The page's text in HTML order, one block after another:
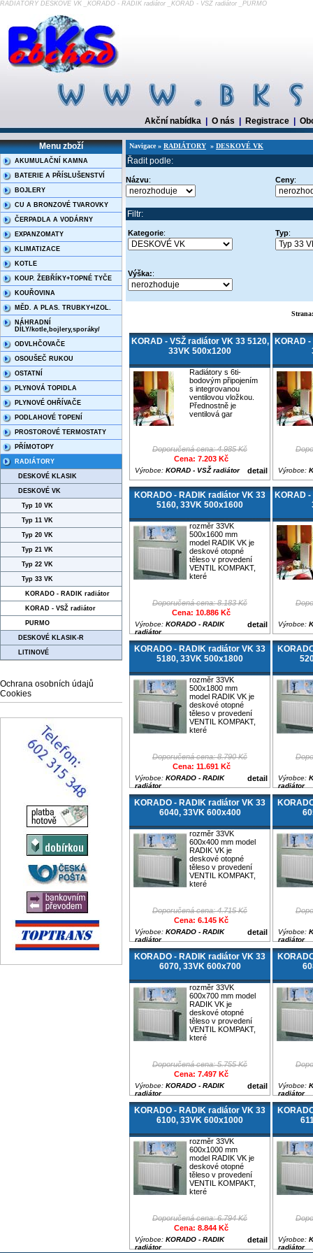
RADIÁTORY DESKOVÉ VK _KORADO - RADIK radiátor _KORAD - VSŽ radiátor _PURMO
Akční nabídka O nás Registrace
Menu zboží
AKUMULAČNÍ KAMNA
BATERIE A PŘÍSLUŠENSTVÍ
BOJLERY
CU A BRONZOVÉ TVAROVKY
ČERPADLA A VODÁRNY
EXPANZOMATY
KLIMATIZACE
KOTLE
KOUP. ŽEBŘÍKY+TOPNÉ TYČE
KOUŘOVINA
MĚD. A PLAS. TRUBKY+IZOL.
NÁHRADNÍ
DÍLY/kotle,bojlery,sporáky/
ODVLHČOVAČE
OSOUŠEČ RUKOU
OSTATNÍ
PLYNOVÁ TOPIDLA
PLYNOVÉ OHŘÍVAČE
PODLAHOVÉ TOPENÍ
PROSTOROVÉ TERMOSTATY
PŘÍMOTOPY
RADIÁTORY
DESKOVÉ KLASIK
DESKOVÉ VK
Typ 10 VK
Typ 11 VK
Typ 20 VK
Typ 21 VK
Typ 22 VK
Typ 33 VK
KORADO - RADIK radiátor
KORAD - VSŽ radiátor
PURMO
DESKOVÉ KLASIK-R
LITINOVÉ
Ochrana osobních údajů
Cookies
Navigace » RADIÁTORY » DESKOVÉ VK
Řadit podle:
Názvu: Ceny:
Filtr:
Kategorie: Typ:
Výška::
KORAD - VSŽ radiátor VK 33 5120,
33VK 500x1200
Radiátory s 6ti-
bodovým připojením
s integrovanou
ventilovou vložkou.
Přednostně je
ventilová gar
Doporučená cena: 4.985 Kč
Cena: 7.203 Kč
detail
Výrobce: KORAD - VSŽ radiátor
KORAD
Výrobce:
KORADO - RADIK radiátor VK 33
5160, 33VK 500x1600
rozměr 33VK
500x1600 mm
model RADIK VK je
deskové otopné
těleso v provedení
VENTIL KOMPAKT,
které
Doporučená cena: 8.183 Kč
Cena: 10.886 Kč
detail
Výrobce: KORADO - RADIK
radiátor
KORAD
Výrobce:
KORADO - RADIK radiátor VK 33
5180, 33VK 500x1800
rozměr 33VK
500x1800 mm
model RADIK VK je
deskové otopné
těleso v provedení
VENTIL KOMPAKT,
které
Doporučená cena: 8.790 Kč
Cena: 11.691 Kč
detail
Výrobce: KORADO - RADIK
radiátor
Výrobce:
radiátor
KORADO - RADIK radiátor VK 33
6040, 33VK 600x400
rozměr 33VK
600x400 mm model
RADIK VK je
deskové otopné
těleso v provedení
VENTIL KOMPAKT,
které
Doporučená cena: 4.715 Kč
Cena: 6.145 Kč
detail
Výrobce: KORADO - RADIK
radiátor
Výrobce:
radiátor
KORADO - RADIK radiátor VK 33
6070, 33VK 600x700
rozměr 33VK
600x700 mm model
RADIK VK je
deskové otopné
těleso v provedení
VENTIL KOMPAKT,
které
Doporučená cena: 5.755 Kč
Cena: 7.497 Kč
detail
Výrobce: KORADO - RADIK
radiátor
Výrobce:
radiátor
KORADO - RADIK radiátor VK 33
6100, 33VK 600x1000
rozměr 33VK
600x1000 mm
model RADIK VK je
deskové otopné
těleso v provedení
VENTIL KOMPAKT,
které
Doporučená cena: 6.794 Kč
Cena: 8.844 Kč
detail
Výrobce: KORADO - RADIK
radiátor
Výrobce:
radiátor